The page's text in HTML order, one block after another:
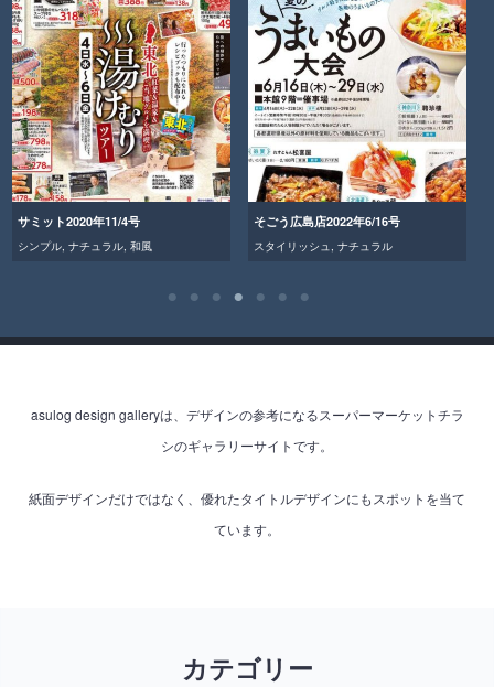
サミット2020年11/4号
シンプル, ナチュラル, 和風
そごう広島店2022年6/16号
スタイリッシュ, ナチュラル
asulog design galleryは、デザインの参考になるスーパーマーケットチラ
シのギャラリーサイトです。
紙面デザインだけではなく、優れたタイトルデザインにもスポットを当て
ています。
カテゴリー